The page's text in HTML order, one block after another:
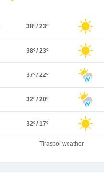
38º / 23º
38º / 23º
37º / 22º
32º / 20º
32º / 17º
Tiraspol weather